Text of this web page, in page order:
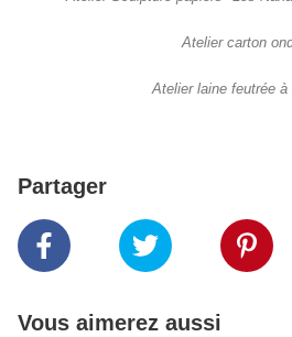
Atelier carton
Atelier laine feutrée à
Partager
Vous aimerez aussi